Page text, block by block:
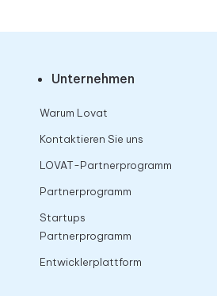
Unternehmen
Warum Lovat
Kontaktieren Sie uns
LOVAT-Partnerprogramm
Partnerprogramm
Startups
Partnerprogramm
Entwicklerplattform